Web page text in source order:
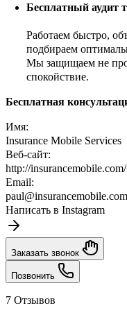
Бесплатный аудит
Работаем быстро,
подбираем
Мы защищаем не
спокойствие.
Бесплатная
Имя:
Insurance Mobile Services
Веб-сайт:
http://insurancemobile.com/
Email:
paul@insurancemobile.com
Написать в Instagram
Заказать звонок
Позвонить
7 Отзывов